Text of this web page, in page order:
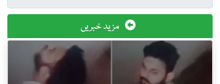
مزید خبریں